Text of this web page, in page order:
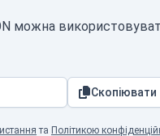
можна
Скопіювати
та Політикою